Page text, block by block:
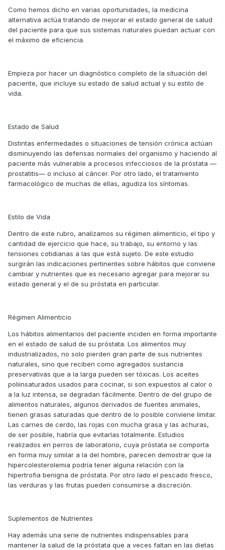
Como hemos dicho en varias oportunidades, la medicina
alternativa actúa tratando de mejorar el estado general de salud
del paciente para que sus sistemas naturales puedan actuar con
el máximo de eficiencia.
Empieza por hacer un diagnóstico completo de la situación del
paciente, que incluye su estado de salud actual y su estilo de
vida.
Estado de Salud
Distintas enfermedades o situaciones de tensión crónica actúan
disminuyendo las defensas normales del organismo y haciendo al
paciente más vulnerable a procesos infecciosos de la próstata —
prostatitis— o incluso al cáncer. Por otro lado, el tratamiento
farmacológico de muchas de ellas, agudiza los síntomas.
Estilo de Vida
Dentro de este rubro, analizamos su régimen alimenticio, el tipo y
cantidad de ejercicio que hace, su trabajo, su entorno y las
tensiones cotidianas a las que está sujeto. De este estudio
surgirán las indicaciones pertinentes sobre hábitos que conviene
cambiar y nutrientes que es necesario agregar para mejorar su
estado general y el de su próstata en particular.
Régimen Alimenticio
Los hábitos alimentarios del paciente inciden en forma importante
en el estado de salud de su próstata. Los alimentos muy
industrializados, no solo pierden gran parte de sus nutrientes
naturales, sino que reciben como agregados sustancia
preservativas que a la larga pueden ser tóxicas. Los aceites
poliinsaturados usados para cocinar, si son expuestos al calor o
a la luz intensa, se degradan fácilmente. Dentro de del grupo de
alimentos naturales, algunos derivados de fuentes animales,
tienen grasas saturadas que dentro de lo posible conviene limitar.
Las carnes de cerdo, las rojas con mucha grasa y las achuras,
de ser posible, habría que evitarlas totalmente. Estudios
realizados en perros de laboratorio, cuya próstata se comporta
en forma muy similar a la del hombre, parecen demostrar que la
hipercolesterolemia podría tener alguna relación con la
hipertrofia benigna de próstata. Por otro lado el pescado fresco,
las verduras y las frutas pueden consumirse a discreción.
Suplementos de Nutrientes
Hay además una serie de nutrientes indispensables para
mantener la salud de la próstata que a veces faltan en las dietas